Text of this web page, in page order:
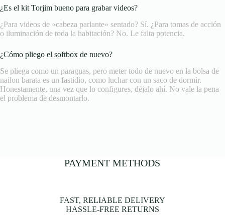
¿Es el kit Torjim bueno para grabar videos?
¿Para videos de «cabeza parlante» sentado? Sí. ¿Para tomas de acción
o iluminación de toda la habitación? No. Le falta potencia.
¿Cómo pliego el softbox de nuevo?
Se pliega como un paraguas, pero meter todo de nuevo en la bolsa de
nailon barata es un fastidio, como luchar con un saco de dormir.
Honestamente, una vez que lo configures, déjalo ahí. No vale la pena
el problema de desmontarlo.
PAYMENT METHODS
FAST, RELIABLE DELIVERY
HASSLE-FREE RETURNS